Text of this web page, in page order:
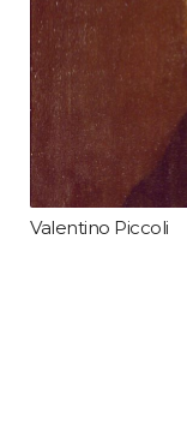
Valentino Piccoli